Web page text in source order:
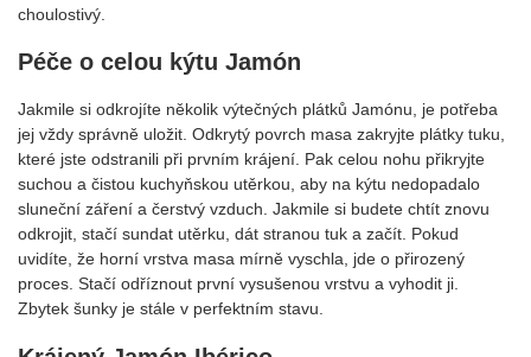
choulostivý.
Péče o celou kýtu Jamón
Jakmile si odkrojíte několik výtečných plátků Jamónu, je potřeba
jej vždy správně uložit. Odkrytý povrch masa zakryjte plátky tuku,
které jste odstranili při prvním krájení. Pak celou nohu přikryjte
suchou a čistou kuchyňskou utěrkou, aby na kýtu nedopadalo
sluneční záření a čerstvý vzduch. Jakmile si budete chtít znovu
odkrojit, stačí sundat utěrku, dát stranou tuk a začít. Pokud
uvidíte, že horní vrstva masa mírně vyschla, jde o přirozený
proces. Stačí odříznout první vysušenou vrstvu a vyhodit ji.
Zbytek šunky je stále v perfektním stavu.